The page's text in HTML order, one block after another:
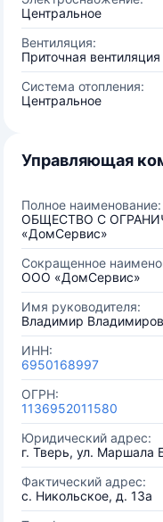
Центральное
Вентиляция:
Приточная вентиляция
Система отопления:
Центральное
Управляющая
Полное наименование:
ОБЩЕСТВО С
«ДомСервис»
Сокращенное
ООО «ДомСервис»
Имя руководителя:
Владимир
ИНН:
6950168997
ОГРН:
1136952011580
Юридический адрес:
г. Тверь, ул. Маршала
Фактический адрес:
с. Никольское, д. 13а